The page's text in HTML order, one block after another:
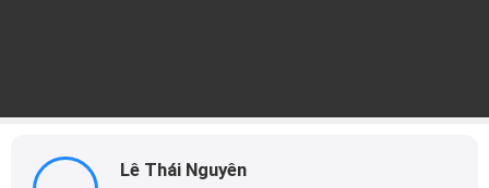
Lê Thái Nguyên